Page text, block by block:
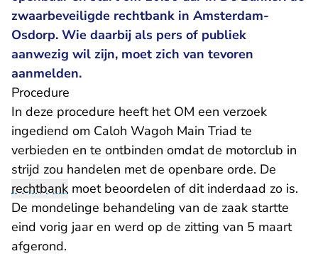
zwaarbeveiligde rechtbank in Amsterdam-
Osdorp. Wie daarbij als pers of publiek
aanwezig wil zijn, moet zich van tevoren
aanmelden.
Procedure
In deze procedure heeft het OM een verzoek
ingediend om Caloh Wagoh Main Triad te
verbieden en te ontbinden omdat de motorclub in
strijd zou handelen met de openbare orde. De
rechtbank moet beoordelen of dit inderdaad zo is.
De mondelinge behandeling van de zaak startte
eind vorig jaar en werd op de zitting van 5 maart
afgerond.